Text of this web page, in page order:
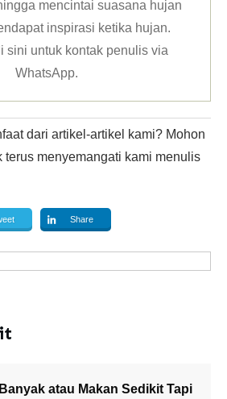
mencintai suasana hujan
inspirasi ketika hujan.
sini untuk kontak penulis via
WhatsApp.
dari artikel-artikel kami? Mohon
terus menyemangati kami menulis
Share
atau Makan Sedikit Tapi